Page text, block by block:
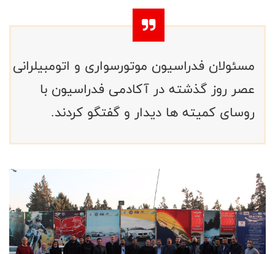
مسئولان فدراسیون موتورسواری و اتومبیلرانی
عصر روز گذشته در آکادمی فدراسیون با
روسای کمیته ها دیدار و گفتگو کردند.